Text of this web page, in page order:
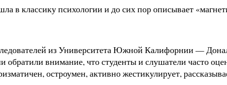
в классику психологии и до сих пор описывает
из Университета Южной Калифорнии —
обратили внимание, что студенты и слушатели часто
остроумен, активно жестикулирует,